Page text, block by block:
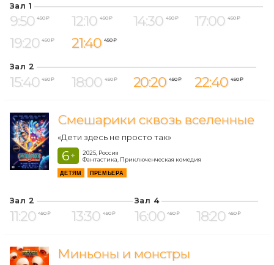
Зал 1
9:50 450 ₽ 12:10 450 ₽ 14:30 450 ₽ 17:00 450 ₽
19:20 450 ₽ 21:40 450 ₽
Зал 2
15:40 450 ₽ 18:00 450 ₽ 20:20 450 ₽ 22:40 450 ₽
Смешарики сквозь вселенные
«Дети здесь не просто так»
6 +
2025, Россия
Фантастика, Приключенческая комедия
ДЕТЯМ ПРЕМЬЕРА
Зал 2
11:20 450 ₽ 13:30 450 ₽
Зал 4
16:00 450 ₽ 18:20 450 ₽
Миньоны и монстры